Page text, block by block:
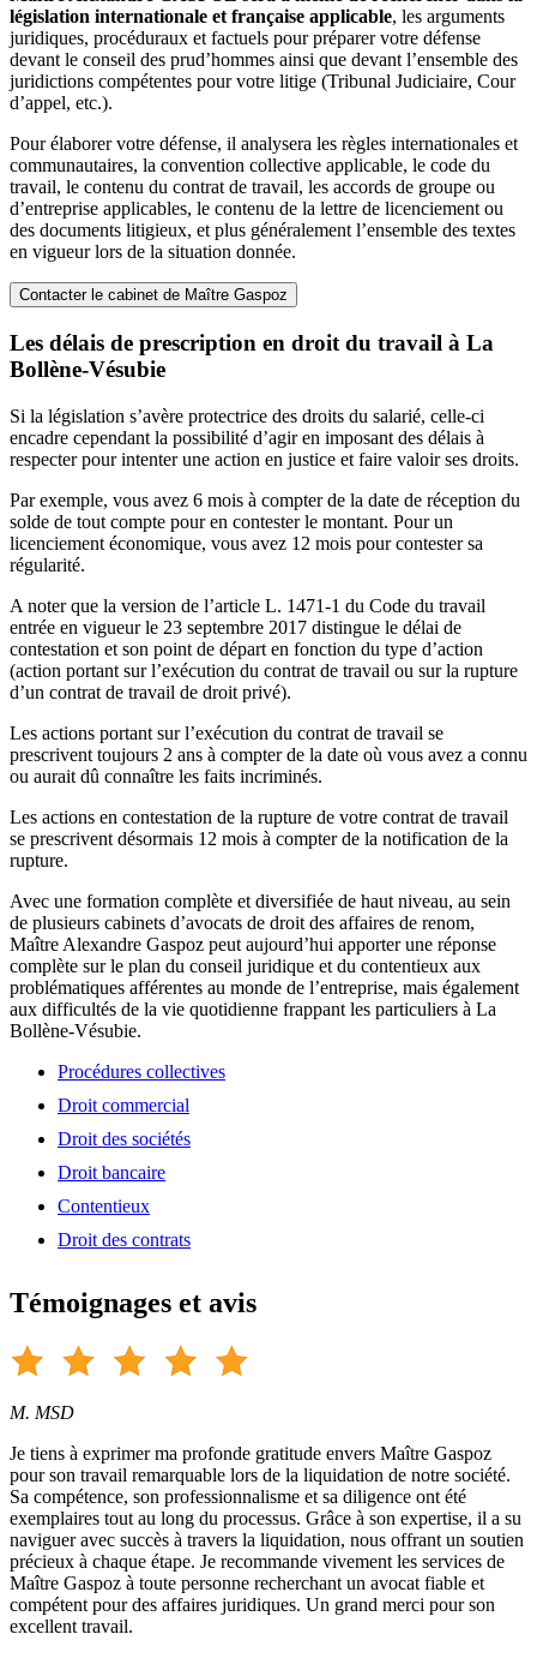
législation internationale et française applicable, les arguments
juridiques, procéduraux et factuels pour préparer votre défense
devant le conseil des prud’hommes ainsi que devant l’ensemble des
juridictions compétentes pour votre litige (Tribunal Judiciaire, Cour
d’appel, etc.).
Pour élaborer votre défense, il analysera les règles internationales et
communautaires, la convention collective applicable, le code du
travail, le contenu du contrat de travail, les accords de groupe ou
d’entreprise applicables, le contenu de la lettre de licenciement ou
des documents litigieux, et plus généralement l’ensemble des textes
en vigueur lors de la situation donnée.
Contacter le cabinet de Maître Gaspoz
Les délais de prescription en droit du travail à La
Bollène-Vésubie
Si la législation s’avère protectrice des droits du salarié, celle-ci
encadre cependant la possibilité d’agir en imposant des délais à
respecter pour intenter une action en justice et faire valoir ses droits.
Par exemple, vous avez 6 mois à compter de la date de réception du
solde de tout compte pour en contester le montant. Pour un
licenciement économique, vous avez 12 mois pour contester sa
régularité.
A noter que la version de l’article L. 1471-1 du Code du travail
entrée en vigueur le 23 septembre 2017 distingue le délai de
contestation et son point de départ en fonction du type d’action
(action portant sur l’exécution du contrat de travail ou sur la rupture
d’un contrat de travail de droit privé).
Les actions portant sur l’exécution du contrat de travail se
prescrivent toujours 2 ans à compter de la date où vous avez a connu
ou aurait dû connaître les faits incriminés.
Les actions en contestation de la rupture de votre contrat de travail
se prescrivent désormais 12 mois à compter de la notification de la
rupture.
Avec une formation complète et diversifiée de haut niveau, au sein
de plusieurs cabinets d’avocats de droit des affaires de renom,
Maître Alexandre Gaspoz peut aujourd’hui apporter une réponse
complète sur le plan du conseil juridique et du contentieux aux
problématiques afférentes au monde de l’entreprise, mais également
aux difficultés de la vie quotidienne frappant les particuliers à La
Bollène-Vésubie.
Procédures collectives
Droit commercial
Droit des sociétés
Droit bancaire
Contentieux
Droit des contrats
Témoignages et avis
M. MSD
Je tiens à exprimer ma profonde gratitude envers Maître Gaspoz
pour son travail remarquable lors de la liquidation de notre société.
Sa compétence, son professionnalisme et sa diligence ont été
exemplaires tout au long du processus. Grâce à son expertise, il a su
naviguer avec succès à travers la liquidation, nous offrant un soutien
précieux à chaque étape. Je recommande vivement les services de
Maître Gaspoz à toute personne recherchant un avocat fiable et
compétent pour des affaires juridiques. Un grand merci pour son
excellent travail.